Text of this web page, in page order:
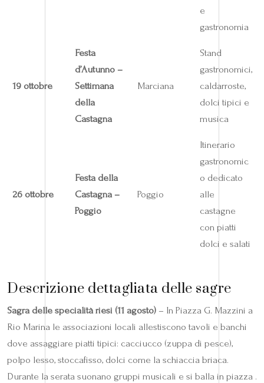
e
gastronomia
19 ottobre
Festa
d’Autunno –
Settimana
della
Castagna
Marciana
Stand
gastronomici,
caldarroste,
dolci tipici e
musica
26 ottobre
Festa della
Castagna –
Poggio
Poggio
Itinerario
gastronomic
o dedicato
alle
castagne
con piatti
dolci e salati
Descrizione dettagliata delle sagre
Sagra delle specialità riesi (11 agosto) – In Piazza G. Mazzini a
Rio Marina le associazioni locali allestiscono tavoli e banchi
dove assaggiare piatti tipici: cacciucco (zuppa di pesce),
polpo lesso, stoccafisso, dolci come la schiaccia briaca.
Durante la serata suonano gruppi musicali e si balla in piazza .